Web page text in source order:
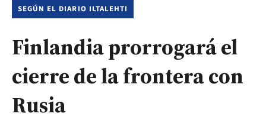
SEGÚN EL DIARIO ILTALEHTI
Finlandia prorrogará el
cierre de la frontera con
Rusia